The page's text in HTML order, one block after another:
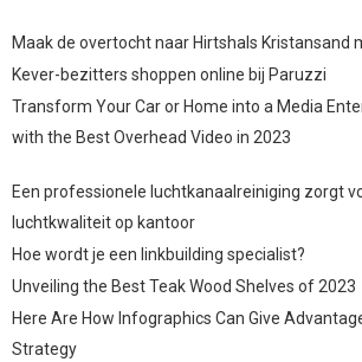
Maak de overtocht naar Hirtshals Kristansand
Kever-bezitters shoppen online bij Paruzzi
Transform Your Car or Home into a Media
with the Best Overhead Video in 2023
Een professionele luchtkanaalreiniging zorgt
luchtkwaliteit op kantoor
Hoe wordt je een linkbuilding specialist?
Unveiling the Best Teak Wood Shelves of 2023
Here Are How Infographics Can Give
Strategy